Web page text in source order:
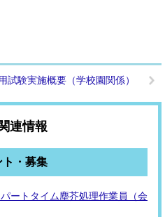
験実施概要（学校園関係）
連情報
ト・募集
ートタイム塵芥処理作業員（会